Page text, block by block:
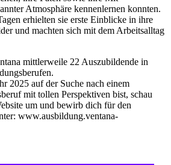
Atmosphäre kennenlernen konnten.
erhielten sie erste Einblicke in ihre
und machten sich mit dem Arbeitsalltag
mittlerweile 22 Auszubildende in
2025 auf der Suche nach einem
mit tollen Perspektiven bist, schau
um und bewirb dich für den
www.ausbildung.ventana-